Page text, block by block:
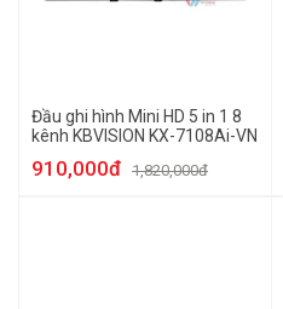
Đầu ghi hình Mini HD 5 in 1 8
kênh KBVISION KX-7108Ai-VN
910,000đ 1,820,000đ